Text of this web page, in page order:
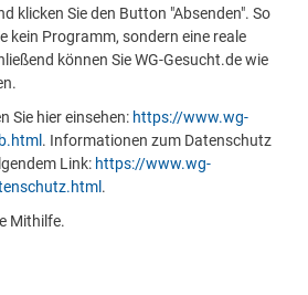
klicken Sie den Button "Absenden". So
kein Programm, sondern eine reale
können Sie WG-Gesucht.de wie
Sie hier einsehen: https://www.wg-
. Informationen zum Datenschutz
Link: https://www.wg-
.
Mithilfe.